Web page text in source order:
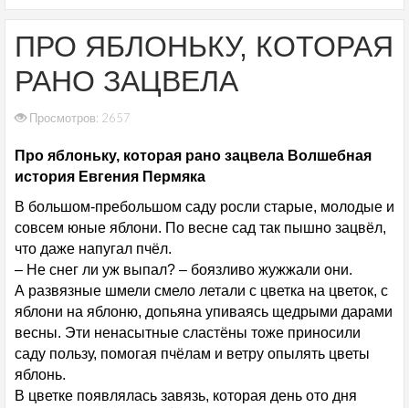
ПРО ЯБЛОНЬКУ, КОТОРАЯ
РАНО ЗАЦВЕЛА
Просмотров: 2657
Про яблоньку, которая рано зацвела Волшебная
история Евгения Пермяка
В большом-пребольшом саду росли старые, молодые и
совсем юные яблони. По весне сад так пышно зацвёл,
что даже напугал пчёл.
– Не снег ли уж выпал? – боязливо жужжали они.
А развязные шмели смело летали с цветка на цветок, с
яблони на яблоню, допьяна упиваясь щедрыми дарами
весны. Эти ненасытные сластёны тоже приносили
саду пользу, помогая пчёлам и ветру опылять цветы
яблонь.
В цветке появлялась завязь, которая день ото дня